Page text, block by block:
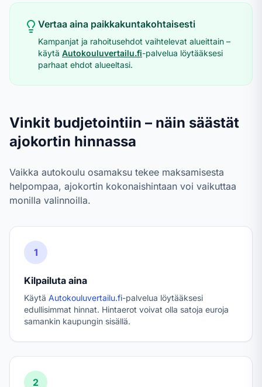
Vertaa aina paikkakuntakohtaisesti
Kampanjat ja rahoitusehdot vaihtelevat alueittain –
käytä Autokouluvertailu.fi-palvelua löytääksesi
parhaat ehdot alueeltasi.
Vinkit budjetointiin – näin säästät
ajokortin hinnassa
Vaikka autokoulu osamaksu tekee maksamisesta
helpompaa, ajokortin kokonaishintaan voi vaikuttaa
monilla valinnoilla.
1
Kilpailuta aina
Käytä Autokouluvertailu.fi-palvelua löytääksesi
edullisimmat hinnat. Hintaerot voivat olla satoja euroja
samankin kaupungin sisällä.
2